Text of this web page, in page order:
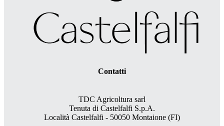
Contatti
TDC Agricoltura sarl
Tenuta di Castelfalfi S.p.A.
Località Castelfalfi - 50050 Montaione (FI)